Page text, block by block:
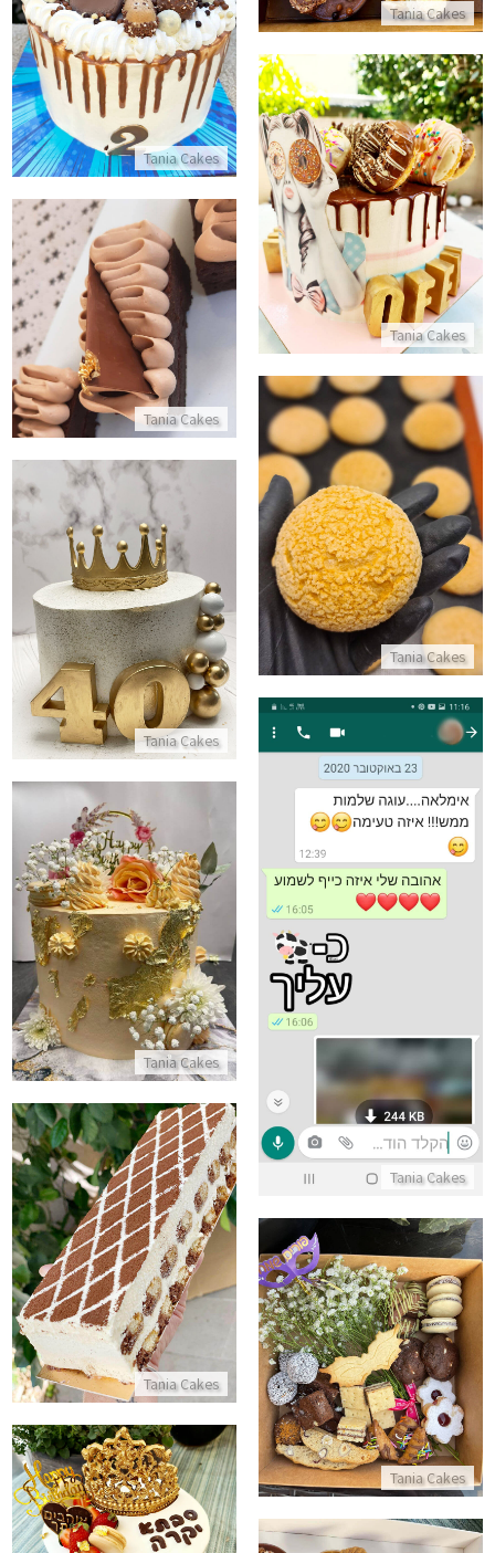
Tania Cakes
Tania Cakes
דריפ קייק סוניק
התקשר/י
Tania Cakes
עוגת דריפ קייק עם דונאטס
התקשר/י
Tania Cakes
קינוחי שוקולד אישיים
התקשר/י
Tania Cakes
פחזניות
התקשר/י
Tania Cakes
עוגת יום הולדת 40
התקשר/י
Tania Cakes
ביקורות מלקוחות עוגה שלמות
התקשר/י
Tania Cakes
עוגה מפוארת ליום הולדת
התקשר/י
Tania Cakes
עוגת פס טירמיסו
התקשר/י
Tania Cakes
מארז משלוח מנות מפנק לפורים
התקשר/י
עוגת יום הולדת 90 לסבתא